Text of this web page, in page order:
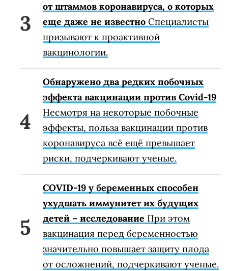
от штаммов коронавируса, о которых
еще даже не известно Специалисты
призывают к проактивной
вакцинологии.
Обнаружено два редких побочных
эффекта вакцинации против Covid-19
Несмотря на некоторые побочные
эффекты, польза вакцинации против
коронавируса всё ещё превышает
риски, подчеркивают ученые.
COVID-19 у беременных способен
ухудшать иммунитет их будущих
детей – исследование При этом
вакцинация перед беременностью
значительно повышает защиту плода
от осложнений, подчеркивают ученые.